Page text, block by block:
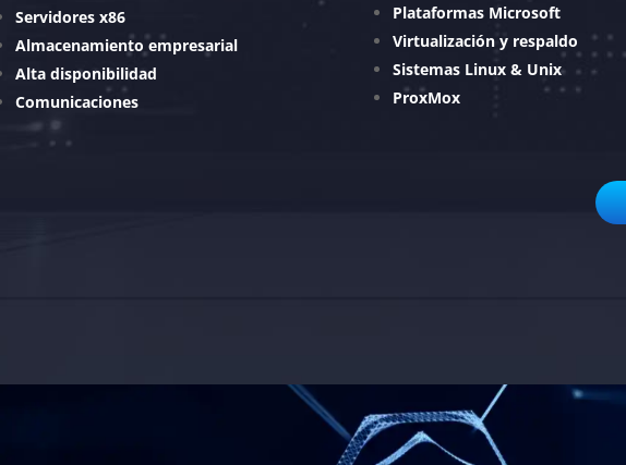
Servidores x86
Almacenamiento empresarial
Alta disponibilidad
Comunicaciones
Plataformas Microsoft
Virtualización y respaldo
Sistemas Linux & Unix
ProxMox